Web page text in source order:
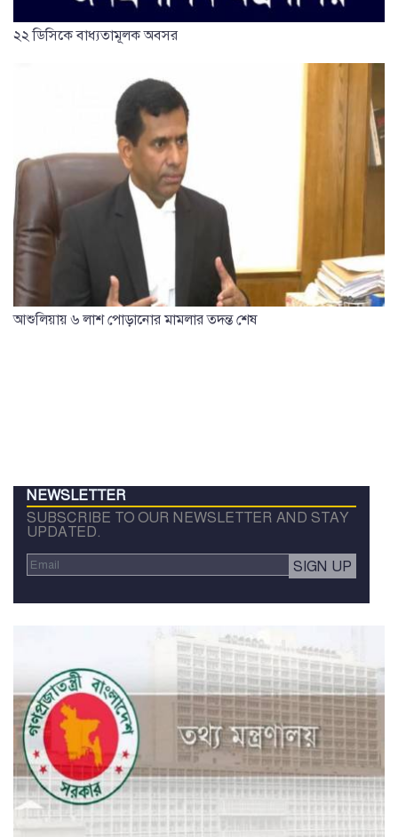
২২ ডিসিকে বাধ্যতামূলক অবসর
আশুলিয়ায় ৬ লাশ পোড়ানোর মামলার তদন্ত শেষ
NEWSLETTER
SUBSCRIBE TO OUR NEWSLETTER AND STAY
UPDATED.